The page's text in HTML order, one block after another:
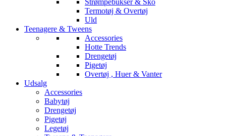
Termotøj & Overtøj
Uld
Teenagere & Tweens
Accessories
Hotte Trends
Drengetøj
Pigetøj
Overtøj , Huer & Vanter
Udsalg
Accessories
Babytøj
Drengetøj
Pigetøj
Legetøj